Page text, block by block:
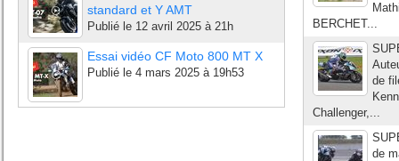
standard et Y AMT
Publié le 12 avril 2025 à 21h
Essai vidéo CF Moto 800 MT X
Publié le 4 mars 2025 à 19h53
BERCHET...
de
Challenger,...
de